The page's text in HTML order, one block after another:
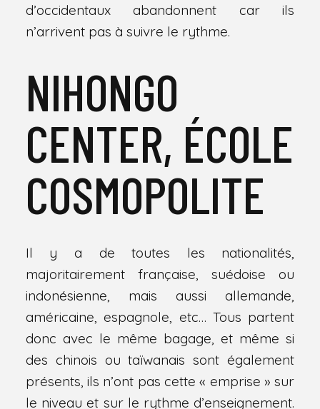
d’occidentaux abandonnent car ils
n’arrivent pas à suivre le rythme.
NIHONGO
CENTER, ÉCOLE
COSMOPOLITE
Il y a de toutes les nationalités,
majoritairement française, suédoise ou
indonésienne, mais aussi allemande,
américaine, espagnole, etc… Tous partent
donc avec le même bagage, et même si
des chinois ou taïwanais sont également
présents, ils n’ont pas cette « emprise » sur
le niveau et sur le rythme d’enseignement.